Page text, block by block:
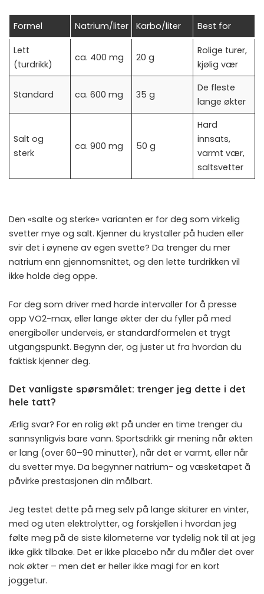
Formel Natrium/liter Karbo/liter Best for
Lett
(turdrikk)
ca. 400 mg 20 g
Rolige turer,
kjølig vær
Standard ca. 600 mg 35 g
De fleste
lange økter
Salt og
sterk
ca. 900 mg 50 g
Hard
innsats,
varmt vær,
saltsvetter
Den «salte og sterke» varianten er for deg som virkelig
svetter mye og salt. Kjenner du krystaller på huden eller
svir det i øynene av egen svette? Da trenger du mer
natrium enn gjennomsnittet, og den lette turdrikken vil
ikke holde deg oppe.
For deg som driver med harde intervaller for å presse
opp VO2-max, eller lange økter der du fyller på med
energiboller underveis, er standardformelen et trygt
utgangspunkt. Begynn der, og juster ut fra hvordan du
faktisk kjenner deg.
Det vanligste spørsmålet: trenger jeg dette i det
hele tatt?
Ærlig svar? For en rolig økt på under en time trenger du
sannsynligvis bare vann. Sportsdrikk gir mening når økten
er lang (over 60–90 minutter), når det er varmt, eller når
du svetter mye. Da begynner natrium- og væsketapet å
påvirke prestasjonen din målbart.
Jeg testet dette på meg selv på lange skiturer en vinter,
med og uten elektrolytter, og forskjellen i hvordan jeg
følte meg på de siste kilometerne var tydelig nok til at jeg
ikke gikk tilbake. Det er ikke placebo når du måler det over
nok økter – men det er heller ikke magi for en kort
joggetur.